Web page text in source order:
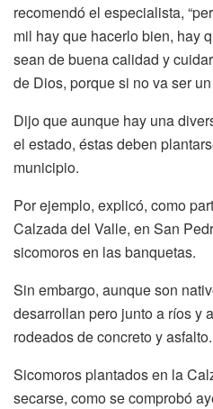
recomendó el especialista,
mil hay que hacerlo bien, hay
sean de buena calidad y
de Dios, porque si no va ser
Dijo que aunque hay una
el estado, éstas deben
municipio.
Por ejemplo, explicó, como
Calzada del Valle, en San
sicomoros en las banquetas.
Sin embargo, aunque son
desarrollan pero junto a ríos y
rodeados de concreto y asfalto.
Sicomoros plantados en la
secarse, como se comprobó